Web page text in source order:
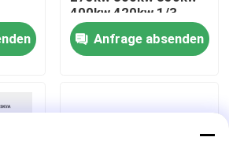
400kw 420kw 1/3
Phase Dieselgenerator
für Industrie / Hotel /
Landwirtschaft /
Anfrage absenden